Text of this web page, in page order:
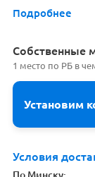
Подробнее
Cобственные
1 место по РБ в
Установим
Условия